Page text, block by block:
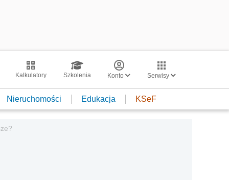
Kalkulatory Szkolenia Konto Serwisy
Nieruchomości Edukacja KSeF